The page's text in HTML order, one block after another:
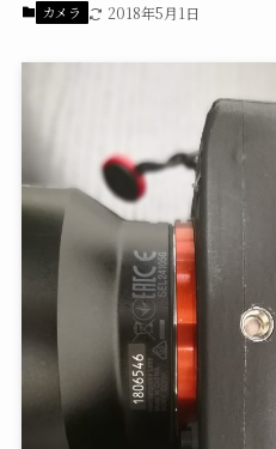
カメラ 2018年5月1日